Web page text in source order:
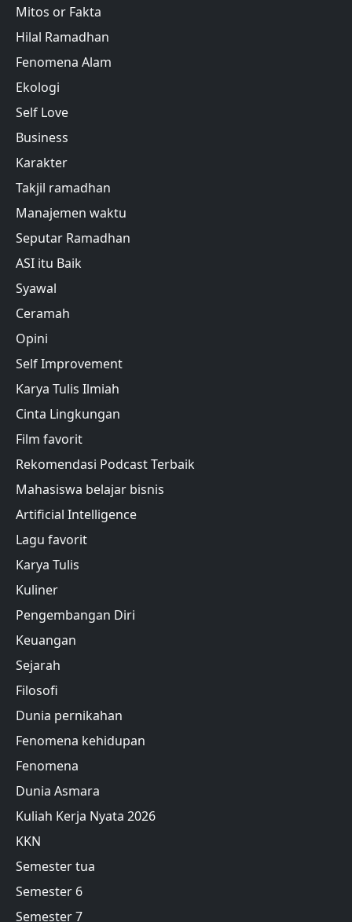
Mitos or Fakta
Hilal Ramadhan
Fenomena Alam
Ekologi
Self Love
Business
Karakter
Takjil ramadhan
Manajemen waktu
Seputar Ramadhan
ASI itu Baik
Syawal
Ceramah
Opini
Self Improvement
Karya Tulis Ilmiah
Cinta Lingkungan
Film favorit
Rekomendasi Podcast Terbaik
Mahasiswa belajar bisnis
Artificial Intelligence
Lagu favorit
Karya Tulis
Kuliner
Pengembangan Diri
Keuangan
Sejarah
Filosofi
Dunia pernikahan
Fenomena kehidupan
Fenomena
Dunia Asmara
Kuliah Kerja Nyata 2026
KKN
Semester tua
Semester 6
Semester 7